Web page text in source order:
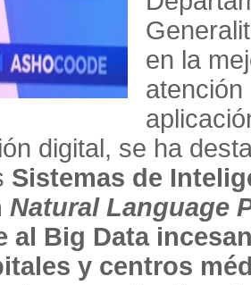
en la
atención
digital, se ha
Sistemas de
Natural Language
al Big Data
y centros